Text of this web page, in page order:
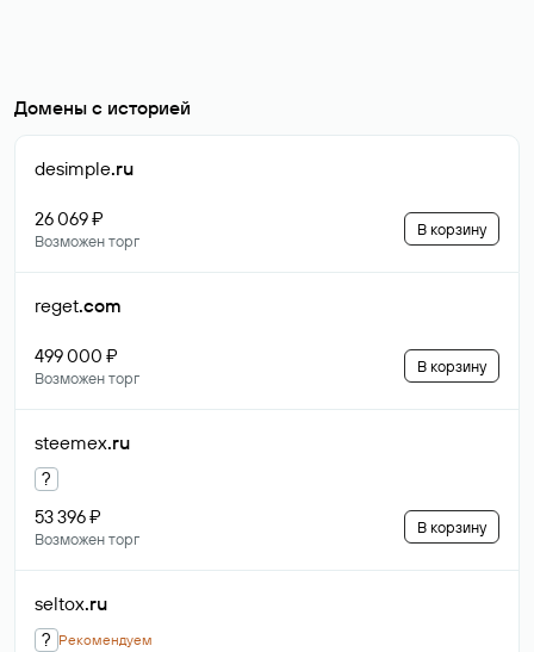
Домены с историей
desimple.ru
26 069 ₽
Возможен торг
В корзину
reget.com
499 000 ₽
Возможен торг
В корзину
steemex.ru
?
53 396 ₽
Возможен торг
В корзину
seltox.ru
? Рекомендуем